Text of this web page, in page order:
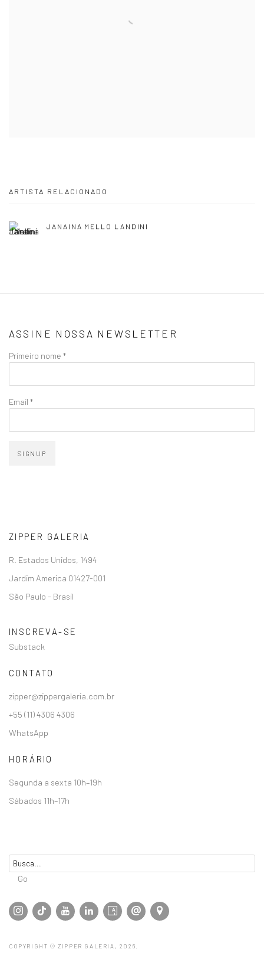
ARTISTA RELACIONADO
JANAINA MELLO LANDINI
ASSINE NOSSA NEWSLETTER
Primeiro nome *
Email *
SIGNUP
ZIPPER GALERIA
R. Estados Unidos, 1494
Jardim America 01427-001
São Paulo - Brasil
INSCREVA-SE
Substack
CONTATO
zipper@zippergaleria.com.br
+55 (11) 4306 4306
WhatsApp
HORÁRIO
Segunda a sexta 10h–19h
Sábados 11h–17h
Go
COPYRIGHT © ZIPPER GALERIA, 2026.